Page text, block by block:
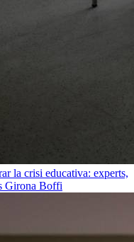
la crisi educativa: experts,
Girona Boffi